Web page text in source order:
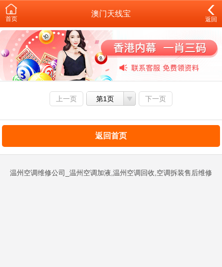
首页
澳门天线宝
返回
上一页 第1页 下一页
返回首页
温州空调维修公司_温州空调加液,温州空调回收,空调拆装售后维修